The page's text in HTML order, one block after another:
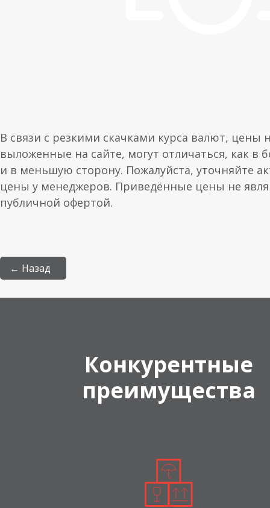
В связи с резкими скачками курса валют, цены
выложенные на сайте, могут отличаться, как в
и в меньшую сторону. Пожалуйста, уточняйте
цены у менеджеров. Приведённые цены не
публичной офертой.
← Назад
Конкурентные
преимущества